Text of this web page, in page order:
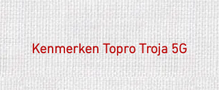
Kenmerken Topro Troja 5G